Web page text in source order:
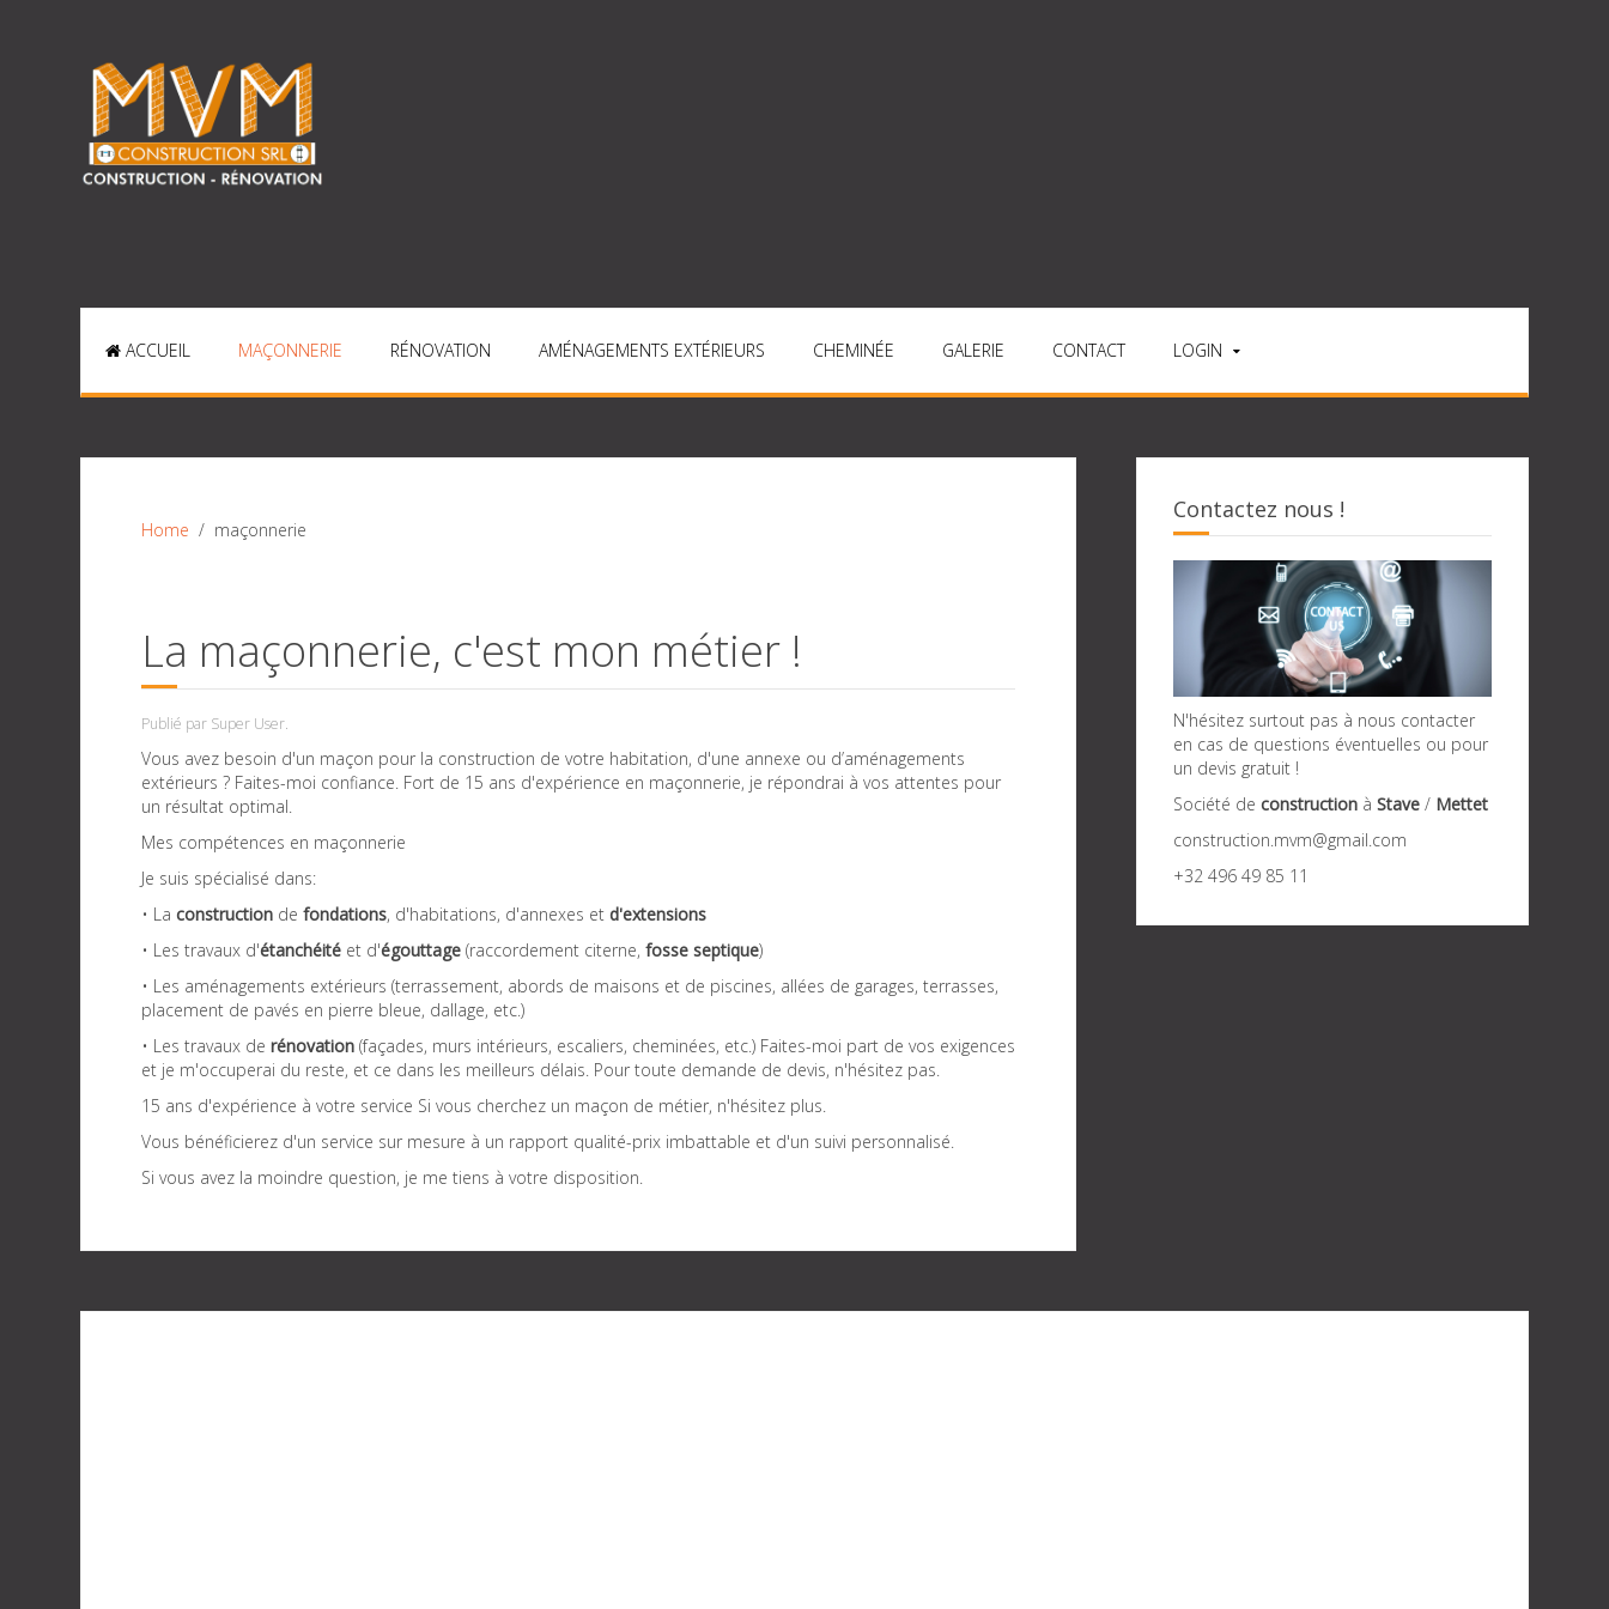
ACCUEIL MAÇONNERIE RÉNOVATION AMÉNAGEMENTS EXTÉRIEURS CHEMINÉE GALERIE CONTACT LOGIN
Home maçonnerie
La maçonnerie, c'est mon métier !
Publié par Super User.
Vous avez besoin d'un maçon pour la construction de votre habitation, d'une annexe ou d’aménagements
extérieurs ? Faites-moi confiance. Fort de 15 ans d'expérience en maçonnerie, je répondrai à vos attentes pour
un résultat optimal.
Mes compétences en maçonnerie
Je suis spécialisé dans:
• La construction de fondations, d'habitations, d'annexes et d'extensions
• Les travaux d'étanchéité et d'égouttage (raccordement citerne, fosse septique)
• Les aménagements extérieurs (terrassement, abords de maisons et de piscines, allées de garages, terrasses,
placement de pavés en pierre bleue, dallage, etc.)
• Les travaux de rénovation (façades, murs intérieurs, escaliers, cheminées, etc.) Faites-moi part de vos exigences
et je m'occuperai du reste, et ce dans les meilleurs délais. Pour toute demande de devis, n'hésitez pas.
15 ans d'expérience à votre service Si vous cherchez un maçon de métier, n'hésitez plus.
Vous bénéficierez d'un service sur mesure à un rapport qualité-prix imbattable et d'un suivi personnalisé.
Si vous avez la moindre question, je me tiens à votre disposition.
Contactez nous !
N'hésitez surtout pas à nous contacter
en cas de questions éventuelles ou pour
un devis gratuit !
Société de construction à Stave / Mettet
construction.mvm@gmail.com
+32 496 49 85 11